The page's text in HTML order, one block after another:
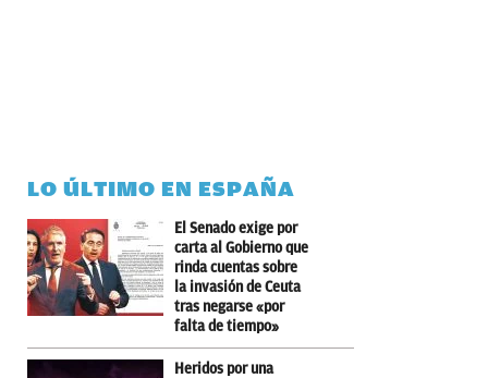
LO ÚLTIMO EN ESPAÑA
El Senado exige por
carta al Gobierno que
rinda cuentas sobre
la invasión de Ceuta
tras negarse «por
falta de tiempo»
Heridos por una